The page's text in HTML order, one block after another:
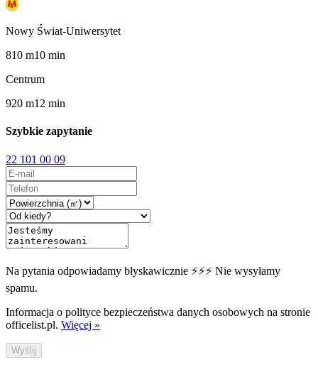
Nowy Świat-Uniwersytet
810 m10 min
Centrum
920 m12 min
Szybkie zapytanie
22 101 00 09
Na pytania odpowiadamy błyskawicznie ⚡⚡⚡ Nie wysyłamy
spamu.
Informacja o polityce bezpieczeństwa danych osobowych na stronie
officelist.pl. Więcej »
Wyślij